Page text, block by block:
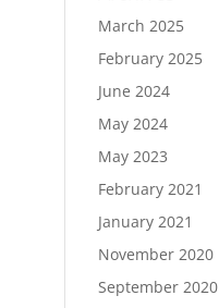
March 2025
February 2025
June 2024
May 2024
May 2023
February 2021
January 2021
November 2020
September 2020